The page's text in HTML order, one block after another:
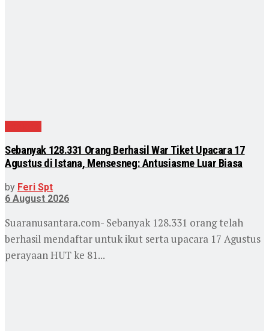
Sebanyak 128.331 Orang Berhasil War Tiket Upacara 17
Agustus di Istana, Mensesneg: Antusiasme Luar Biasa
by Feri Spt
6 August 2026
Suaranusantara.com- Sebanyak 128.331 orang telah
berhasil mendaftar untuk ikut serta upacara 17 Agustus
perayaan HUT ke 81...